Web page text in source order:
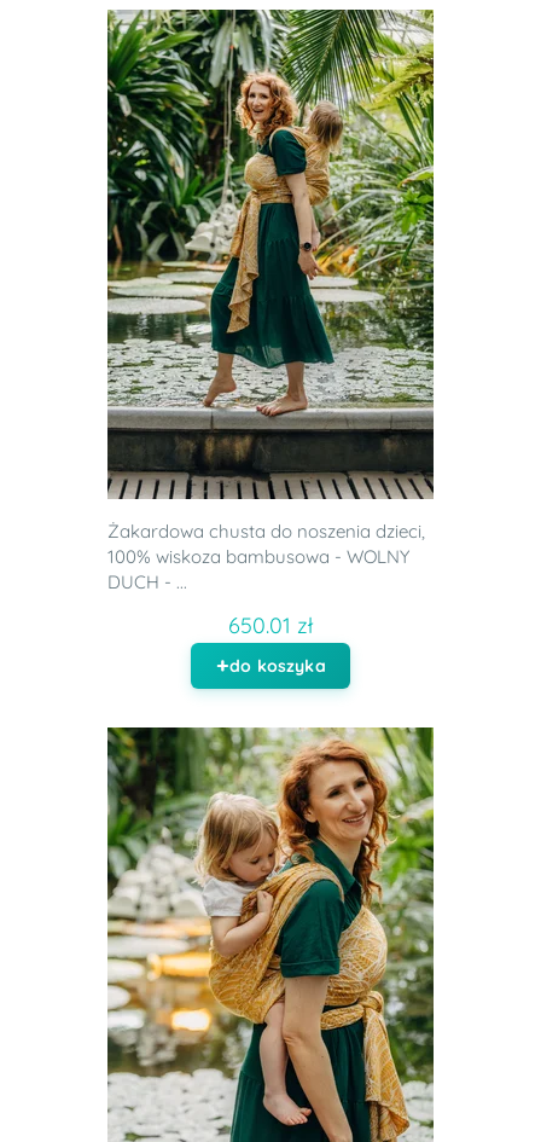
Żakardowa chusta do noszenia dzieci,
100% wiskoza bambusowa - WOLNY
DUCH - ...
650.01 zł
do koszyka